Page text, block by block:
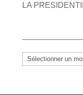
LA
Archives